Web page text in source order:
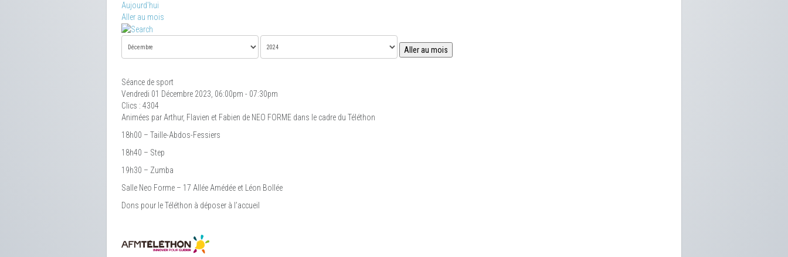
Aujourd'hui
Aller au mois
Aller au mois
Séance de sport
Vendredi 01 Décembre 2023, 06:00pm - 07:30pm
Clics : 4304
Animées par Arthur, Flavien et Fabien de NEO FORME dans le cadre du Téléthon
18h00 – Taille-Abdos-Fessiers
18h40 – Step
19h30 – Zumba
Salle Neo Forme – 17 Allée Amédée et Léon Bollée
Dons pour le Téléthon à déposer à l’accueil